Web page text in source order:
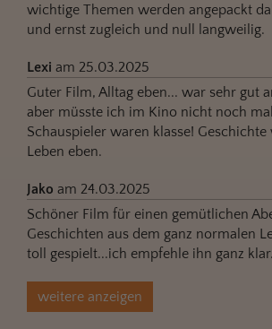
wichtige Themen werden angepackt
und ernst zugleich und null langweilig.
Lexi am 25.03.2025
Guter Film, Alltag eben... war sehr gut
aber müsste ich im Kino nicht noch
Schauspieler waren klasse!
Leben eben.
Jako am 24.03.2025
Schöner Film für einen gemütlichen
Geschichten aus dem ganz normalen
toll gespielt...ich empfehle ihn ganz
weitere anzeigen